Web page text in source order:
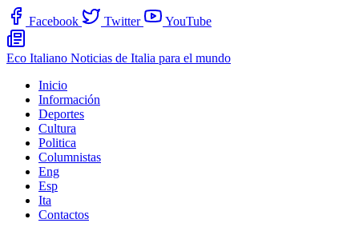
Facebook Twitter YouTube
Eco Italiano Noticias de Italia para el mundo
Inicio
Información
Deportes
Cultura
Politica
Columnistas
Eng
Esp
Ita
Contactos